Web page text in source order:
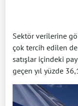
Sektör verilerine
çok tercih edilen
satışlar içindeki
geçen yıl yüzde